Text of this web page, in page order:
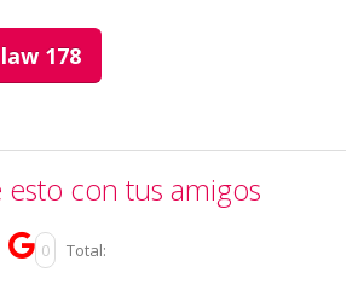
178
con tus amigos
0 Total: